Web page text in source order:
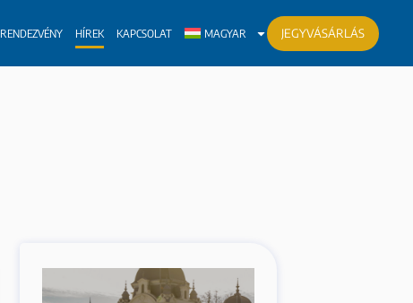
RENDEZVÉNY HÍREK KAPCSOLAT MAGYAR JEGYVÁSÁRLÁS